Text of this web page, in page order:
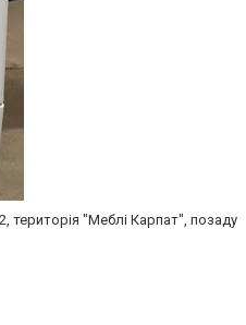
територія "Меблі Карпат", позаду